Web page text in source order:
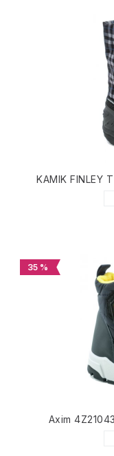
KAMIK FINLEY
35 %
Axim